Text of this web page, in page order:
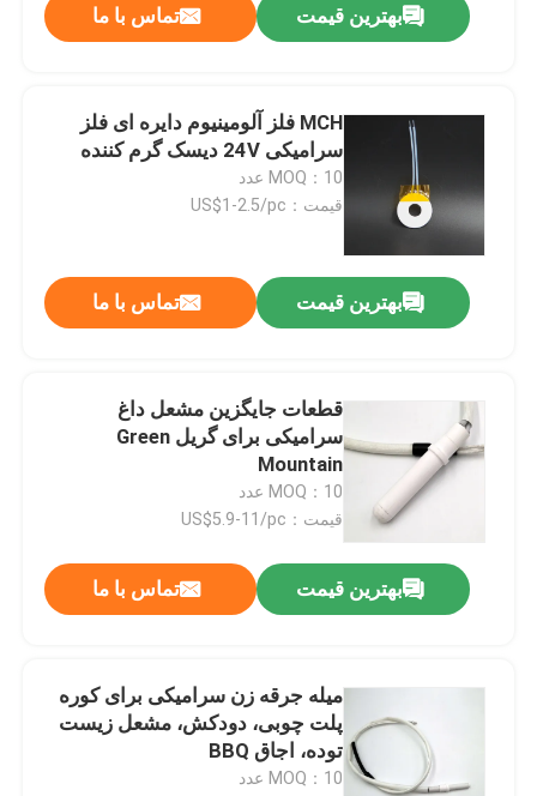
بهترین قیمت تماس با ما
MCH فلز آلومینیوم دایره ای فلز
سرامیکی 24V دیسک گرم کننده
MOQ：10 عدد
قیمت：US$1-2.5/pc
بهترین قیمت تماس با ما
قطعات جایگزین مشعل داغ
سرامیکی برای گریل Green
Mountain
MOQ：10 عدد
قیمت：US$5.9-11/pc
بهترین قیمت تماس با ما
میله جرقه زن سرامیکی برای کوره
پلت چوبی، دودکش، مشعل زیست
توده، اجاق BBQ
MOQ：10 عدد